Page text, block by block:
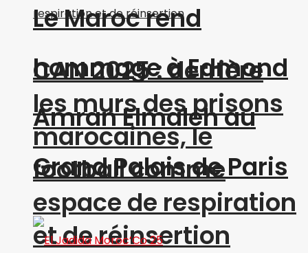
CAN 2025 : derrière
les murs des prisons
marocaines, le
football comme
espace de respiration
et de réinsertion
Le Maroc rend
hommage à Edmond
Amran Elmaleh au
Grand Palais de Paris